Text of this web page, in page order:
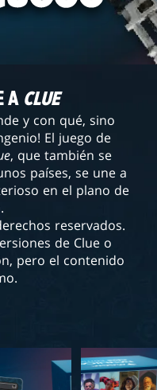
A CLUE
y con qué, sino
El juego de
, que también se
países, se une a
en el plano de
reservados.
de Clue o
pero el contenido